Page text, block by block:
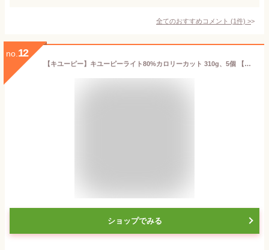
全てのおすすめコメント (1件) >
no. 12
【キユーピー】キユーピーライト80%カロリーカット 310g、5個 【みのる商事発送】
ショップでみる